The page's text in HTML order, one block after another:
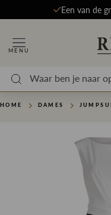
Een van de
MENU
HOME DAMES